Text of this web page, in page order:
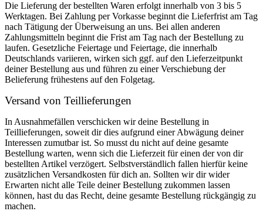
Die Lieferung der bestellten Waren erfolgt innerhalb von 3 bis 5
Werktagen. Bei Zahlung per Vorkasse beginnt die Lieferfrist am Tag
nach Tätigung der Überweisung an uns. Bei allen anderen
Zahlungsmitteln beginnt die Frist am Tag nach der Bestellung zu
laufen. Gesetzliche Feiertage und Feiertage, die innerhalb
Deutschlands variieren, wirken sich ggf. auf den Lieferzeitpunkt
deiner Bestellung aus und führen zu einer Verschiebung der
Belieferung frühestens auf den Folgetag.
Versand von Teillieferungen
In Ausnahmefällen verschicken wir deine Bestellung in
Teillieferungen, soweit dir dies aufgrund einer Abwägung deiner
Interessen zumutbar ist. So musst du nicht auf deine gesamte
Bestellung warten, wenn sich die Lieferzeit für einen der von dir
bestellten Artikel verzögert. Selbstverständlich fallen hierfür keine
zusätzlichen Versandkosten für dich an. Sollten wir dir wider
Erwarten nicht alle Teile deiner Bestellung zukommen lassen
können, hast du das Recht, deine gesamte Bestellung rückgängig zu
machen.